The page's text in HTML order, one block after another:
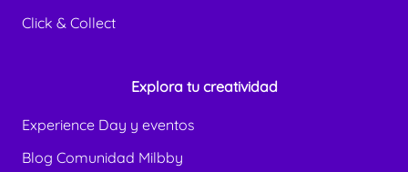
Click & Collect
Explora tu creatividad
Experience Day y eventos
Blog Comunidad Milbby